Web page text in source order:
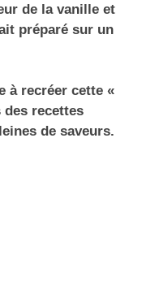
de la vanille et
préparé sur un
à recréer cette «
des recettes
de saveurs.